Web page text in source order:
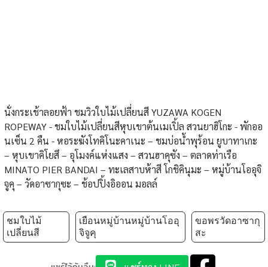
นั่งกระเช้าลอยฟ้า ชมวิวใบไม้เปลี่ยนสี YUZAWA KOGEN
ROPEWAY - ชมใบไม้เปลี่ยนสีหุบเขาต้นเมเปิ้ล สวนยาฮิโกะ - พักออ
นเซ็น 2 คืน - หอระฆังโทคิโนะคาเนะ – ชมบ่อน้ำพุร้อน ยูบาทาเกะ
– หุบเขาคิโยสึ – อุโมงค์แห่งแสง – สวนฮาคุซัง – ตลาดท่าเรือ
MINATO PIER BANDAI – ทะเลสาบห้าสี โกชิคินุมะ – หมู่บ้านโออุจิ
จูคุ – วัดอาซากุซะ – ช้อปปิ้งอิออน มอลล์
ชมใบไม้
เปลี่ยนสี
เยือนหมู่บ้านหมู่บ้านโออุ
จิจูคุ
ขอพรวัดอาซากุ
สะ